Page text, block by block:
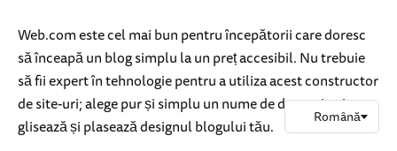
Web.com este cel mai bun pentru începătorii care doresc
să înceapă un blog simplu la un preț accesibil. Nu trebuie
să fii expert în tehnologie pentru a utiliza acest constructor
de site-uri; alege pur și simplu un nume de domeniu și
glisează și plasează designul blogului tău.